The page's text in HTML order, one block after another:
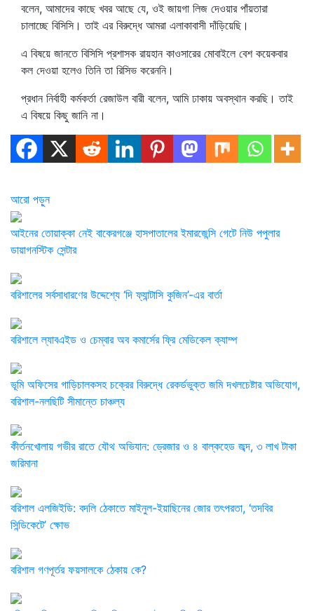
বলেন, আমাদের কাছে খবর আছে যে, ওই জায়গা লিজ দেওয়ার পাঁয়তারা
চালাচ্ছে বিসিসি। তাই এর বিরুদ্ধে আমরা এলাকাবাসী দাঁড়িয়েছি।
এ বিষয়ে জানতে বিসিসি প্রশাসক রায়হান কাওসারের মোবাইলে বেশ কয়েকবার
কল দেওয়া হলেও তিনি তা রিসিভ করেননি।
প্রধান নির্বাহী কর্মকর্তা রেজাউল বারী বলেন, আমি ঢাকায় অবস্থান করছি। তাই
এ বিষয়ে কিছু জানি না।
আরো পড়ুন
​আইনের তোয়াক্কা নেই বাকেরগঞ্জে হাসপাতালের ইমারজেন্সি গেটে নিউ পপুলার
ডায়াগনস্টিক সেন্টার
বরিশালের সর্বসাধারণের উদ্দেশ্যে ‘দি ফ্যান্টাসি কুজিন’-এর বার্তা
বরিশালে ল্যাবএইড ও চেম্বার অব কমার্সের ফ্রি মেডিকেল ক্যাম্প
‎ভূমি অফিসের গাড়িচালকসহ চক্রের বিরুদ্ধে রেকর্ডভুক্ত জমি দখলচেষ্টার অভিযোগ,
বরিশাল-নলছিটি সীমান্তে চাঞ্চল্য
কীর্তনখোলায় গভীর রাতে যৌথ অভিযান: ড্রেজার ও ৪ বাল্কহেড জব্দ, ৩ লাখ টাকা
জরিমানা
বরিশাল এলজিইডি: বদলি ঠেকাতে মাইনুল-ইয়াছিনের জোর তৎপরতা, ‘তদবির
সিন্ডিকেটে’ ক্ষোভ
বরিশাল গণপূর্তর ফয়সালকে ঠেকায় কে?